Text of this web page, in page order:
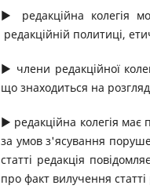
▶ редакційна колегія
редакційній политиці,
▶ члени редакційної
що знаходиться на
▶ редакційна колегія має
за умов з'ясування
статті редакція
про факт вилучення